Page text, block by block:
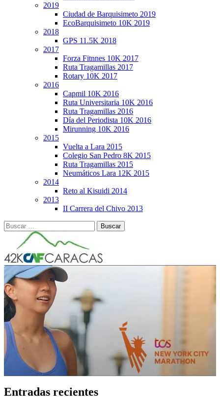
2019
Ciudad de Barquisimeto 2019
EcoBarquisimeto 10K 2019
2018
GPS 11.5K 2018
2017
Forza Fitnnes 10K 2017
Ruta Tragamillas 2017
Rotary 10K 2017
2016
Capmil 10K 2016
Ruta Universitaria 10K 2016
Ruta Tragamillas 2016
Día del Periodista 10K 2016
Mirunning 10K 2016
2015
Vuelta a Lara 2015
Colegio San Pedro 8K 2015
Ruta Tragamillas 2015
Neumáticos Lara 12K 2015
2014
Reto al Kisuidi 2014
2013
II Carrera del Chivo 2013
Buscar:
Entradas recientes